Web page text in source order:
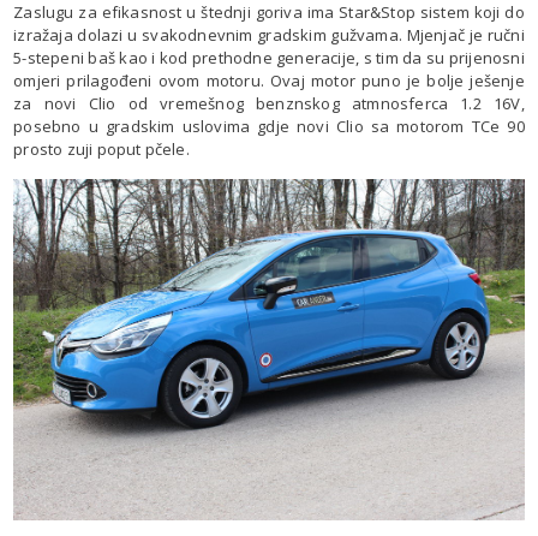
Zaslugu za efikasnost u štednji goriva ima Star&Stop sistem koji do
izražaja dolazi u svakodnevnim gradskim gužvama. Mjenjač je ručni
5-stepeni baš kao i kod prethodne generacije, s tim da su prijenosni
omjeri prilagođeni ovom motoru. Ovaj motor puno je bolje ješenje
za novi Clio od vremešnog benznskog atmnosferca 1.2 16V,
posebno u gradskim uslovima gdje novi Clio sa motorom TCe 90
prosto zuji poput pčele.